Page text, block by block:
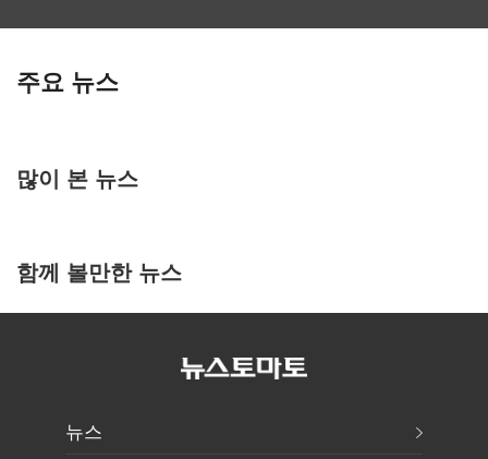
주요 뉴스
많이 본 뉴스
함께 볼만한 뉴스
뉴스